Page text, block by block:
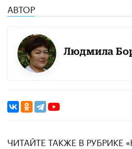
АВТОР
Людмила
ЧИТАЙТЕ ТАКЖЕ В РУБРИКЕ